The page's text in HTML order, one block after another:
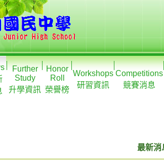
Further
Study
升學資訊
Honor
Roll
榮譽榜
Workshops
研習資訊
Competitions
競賽消息
最新消